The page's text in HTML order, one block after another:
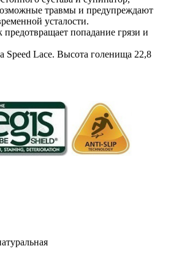
травмы и предупреждают
усталости.
попадание грязи и
Speed Lace. Высота голенища 22,8